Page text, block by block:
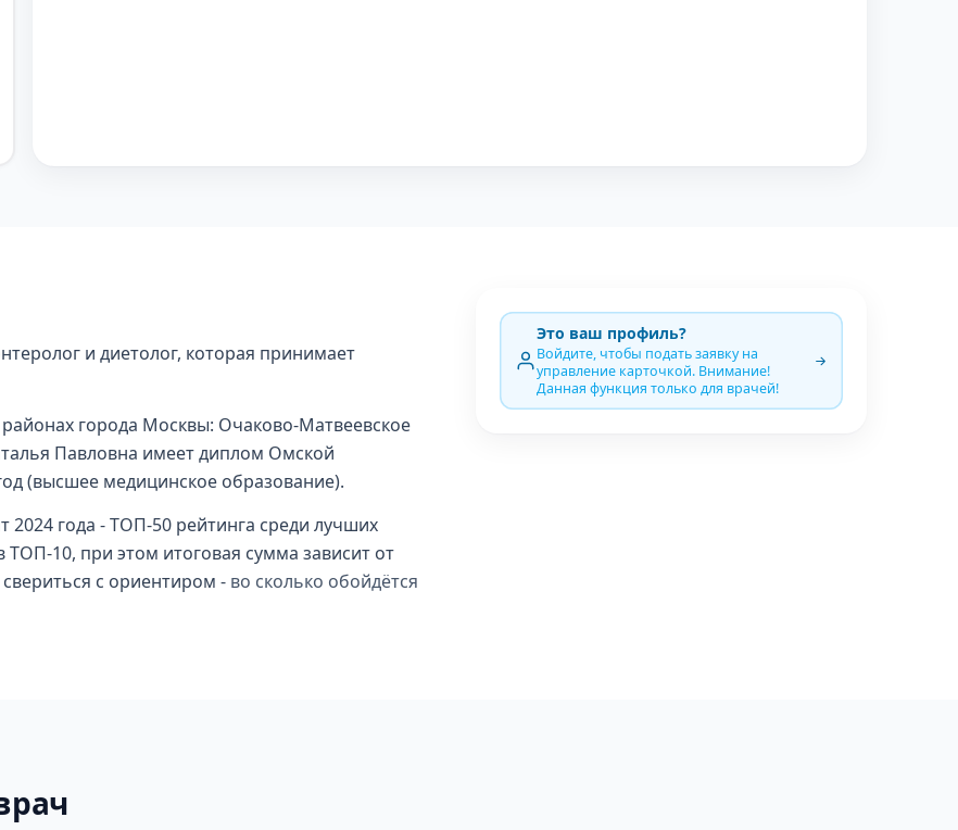
и диетолог, которая принимает
города Москвы: Очаково-Матвеевское
Павловна имеет диплом Омской
(высшее медицинское образование).
2024 года - ТОП-50 рейтинга среди лучших
ТОП-10, при этом итоговая сумма зависит от
с ориентиром - во сколько обойдётся
Это ваш профиль?
Войдите, чтобы подать заявку на
управление карточкой. Внимание!
Данная функция только для врачей!